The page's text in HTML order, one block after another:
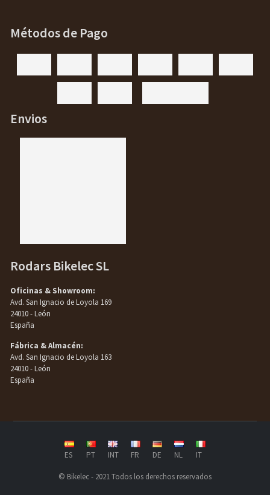
Métodos de Pago
Envios
Rodars Bikelec SL
Oficinas & Showroom:
Avd. San Ignacio de Loyola 169
24010 - León
España
Fábrica & Almacén:
Avd. San Ignacio de Loyola 163
24010 - León
España
ES PT INT FR DE NL IT
© Bikelec - 2021 Todos los derechos reservados